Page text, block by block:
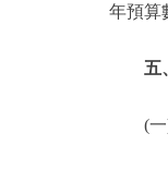
年預算
五
(一)